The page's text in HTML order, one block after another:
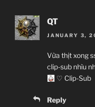
QT
JANUARY 3,
Vừa thịt xong
clip-sub nhìu
♡ Clip-Sub
Reply